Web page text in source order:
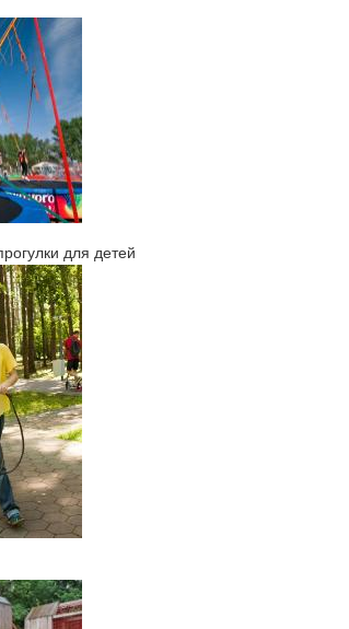
для детей